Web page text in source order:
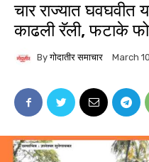
चार राज्यात घवघवीत
काढली रॅली, फटाके
By गोदातीर समाचार March